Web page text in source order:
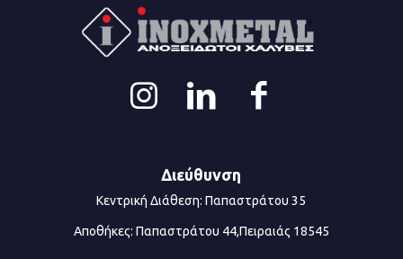
Διεύθυνση
Κεντρική Διάθεση: Παπαστράτου 35
Αποθήκες: Παπαστράτου 44,Πειραιάς 18545